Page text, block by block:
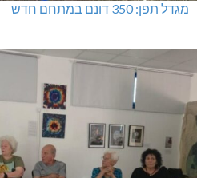
מגדל תפן: 350 דונם במתחם חדש